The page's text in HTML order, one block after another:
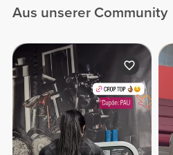
Aus unserer Community